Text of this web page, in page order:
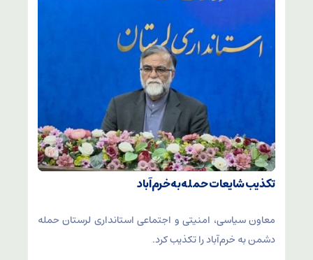
تکذیب شایعات حمله به خرم‌آباد
معاون سیاسی، امنیتی و اجتماعی استانداری لرستان حمله
دشمن به خرم‌آباد را تکذیب کرد.